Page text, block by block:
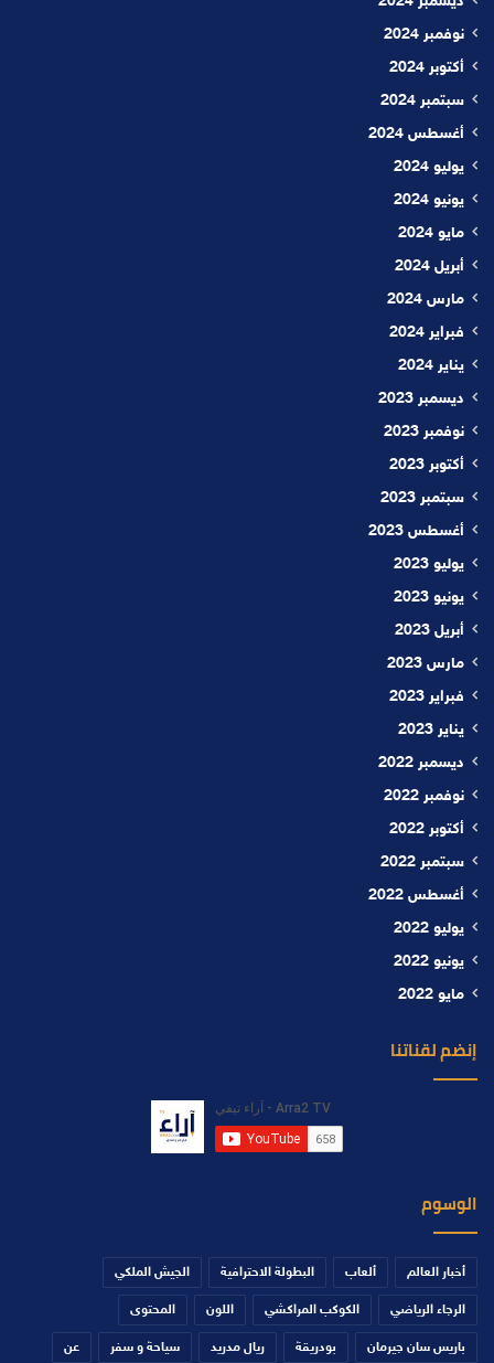
نوفمبر 2024
أكتوبر 2024
سبتمبر 2024
أغسطس 2024
يوليو 2024
يونيو 2024
مايو 2024
أبريل 2024
مارس 2024
فبراير 2024
يناير 2024
ديسمبر 2023
نوفمبر 2023
أكتوبر 2023
سبتمبر 2023
أغسطس 2023
يوليو 2023
يونيو 2023
أبريل 2023
مارس 2023
فبراير 2023
يناير 2023
ديسمبر 2022
نوفمبر 2022
أكتوبر 2022
سبتمبر 2022
أغسطس 2022
يوليو 2022
يونيو 2022
مايو 2022
إنضم لقناتنا
الوسوم
أخبار العالم ألعاب البطولة الاحترافية الجيش الملكي
الرجاء الرياضي الكوكب المراكشي اللون المحتوى
باريس سان جيرمان بودريقة ريال مدريد سياحة و سفر عن